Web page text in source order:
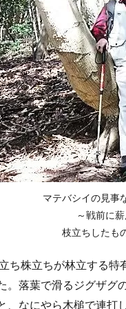
マテバシイの見事
～戦前に
枝立ちしたも
ち株立ちが林立する
。落葉で滑るジグザグ
、なにやら木槌で連打